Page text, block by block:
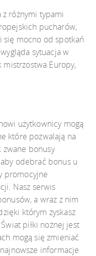
z różnymi typami
pucharów,
się mocno od spotkań
sytuacja w
Europy,
użytkownicy mogą
które pozwalają na
bonusy
odebrać bonus u
promocyjne
Nasz serwis
a wraz z nim
którym zyskasz
piłki nożnej jest
mogą się zmieniać
informacje